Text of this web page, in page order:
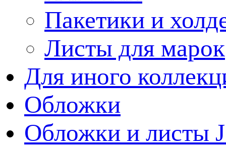
Пакетики и
Листы для марок
Для иного
Обложки
Обложки и листы